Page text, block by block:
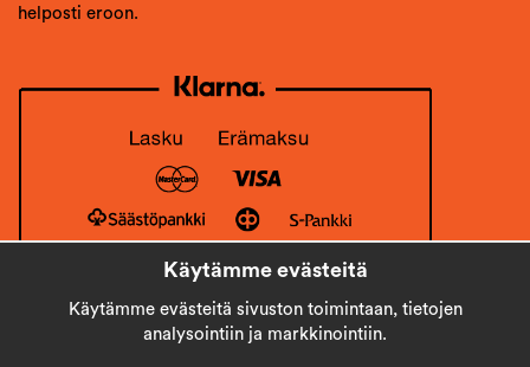
helposti eroon.
Käytämme evästeitä
Käytämme evästeitä sivuston toimintaan, tietojen
analysointiin ja markkinointiin.